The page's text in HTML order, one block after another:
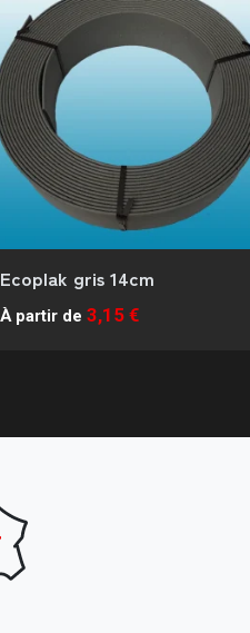
Ecoplak gris 14cm
À partir de 3,15 €